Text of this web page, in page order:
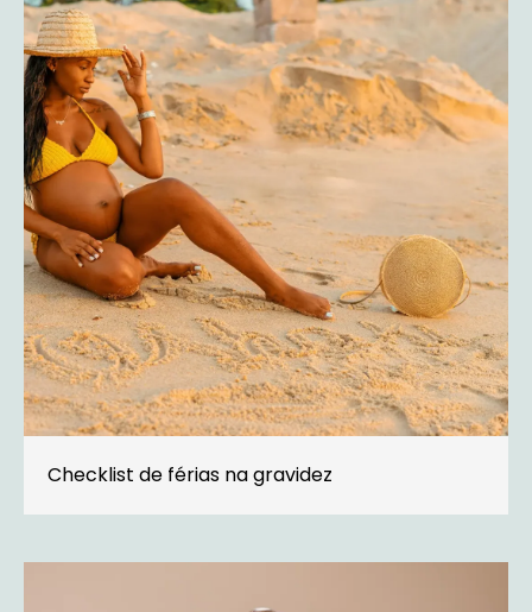
Checklist de férias na gravidez